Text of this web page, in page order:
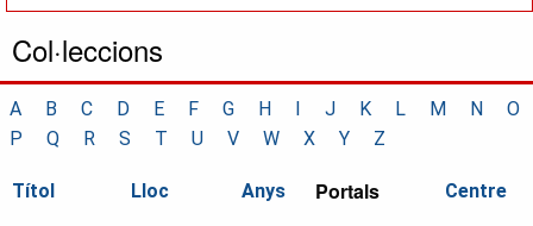
Col·leccions
A B C D E F G H I J K L M N
O
P
Q R S T U V W X Y Z
Títol Lloc Anys Portals Centre